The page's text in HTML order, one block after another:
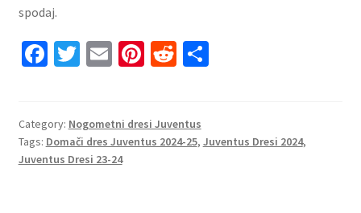
spodaj.
Fa
o
o
T
er
E
l
Pi
es
t
R
di
t
S
Category: Nogometni dresi Juventus
Tags: Domači dres Juventus 2024-25, Juventus Dresi 2024,
Juventus Dresi 23-24